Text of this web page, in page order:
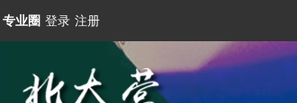
专业圈 登录 注册